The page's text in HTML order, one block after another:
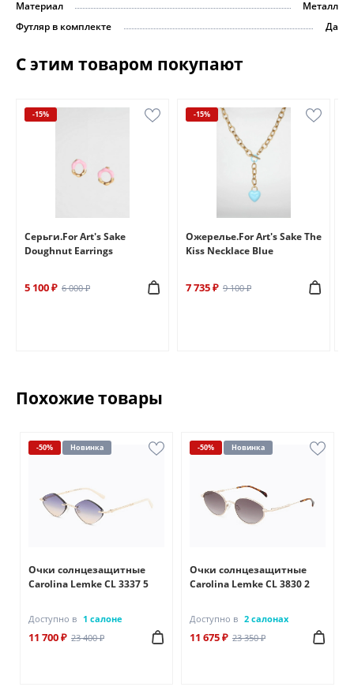
Материал
Металл
Футляр в комплекте
Да
С этим товаром покупают
-15%
Серьги.For Art's Sake
Doughnut Earrings
5 100 ₽ 6 000 ₽
-15%
Ожерелье.For Art's Sake The
Kiss Necklace Blue
7 735 ₽ 9 100 ₽
Похожие товары
-50% Новинка
Очки солнцезащитные
Carolina Lemke CL 3337 5
Доступно в 1 салоне
11 700 ₽ 23 400 ₽
-50% Новинка
Очки солнцезащитные
Carolina Lemke CL 3830 2
Доступно в 2 салонах
11 675 ₽ 23 350 ₽